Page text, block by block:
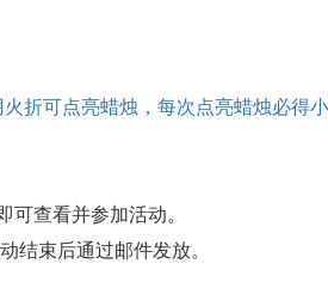
折可点亮蜡烛，每次点亮蜡烛必得
可查看并参加活动。
结束后通过邮件发放。